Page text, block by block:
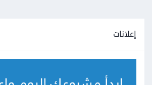
إعلانات